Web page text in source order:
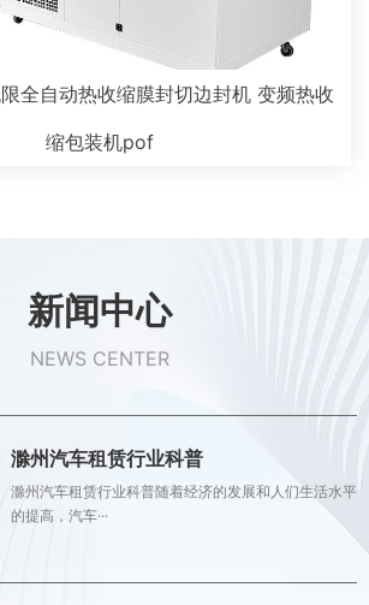
全自动热收缩膜封切边封机 变频热收
缩包装机pof
新闻中心
NEWS CENTER
滁州汽车租赁行业科普
滁州汽车租赁行业科普随着经济的发展和人们生活水平
的提高，汽车···